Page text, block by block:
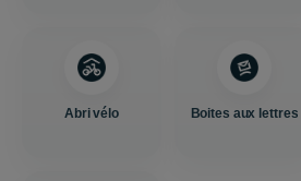
Abri vélo Boites aux lettres